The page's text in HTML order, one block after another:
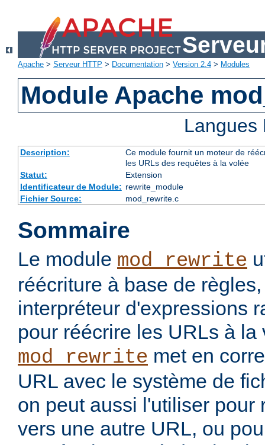
Apache > Serveur HTTP > Documentation > Version 2.4 > Modules
Module Apache
Description:
Ce module fournit un moteur de
les URLs des requêtes à la volée
Statut:
Extension
Identificateur de Module: rewrite_module
Fichier Source:
mod_rewrite.c
Sommaire
Le module mod_rewrite
réécriture à base de
interpréteur d'expressions
pour réécrire les URLs à la
mod_rewrite met en
URL avec le système de
on peut aussi l'utiliser pour
vers une autre URL, ou